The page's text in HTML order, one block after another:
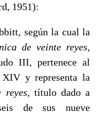
1951):
según la cual la
de veinte reyes,
III, pertenece al
y representa la
reyes, título dado a
de sus nueve